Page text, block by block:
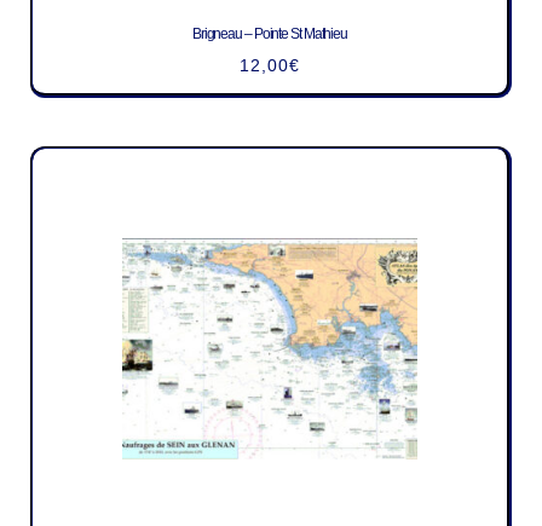
Brigneau – Pointe St Mathieu
12,00€